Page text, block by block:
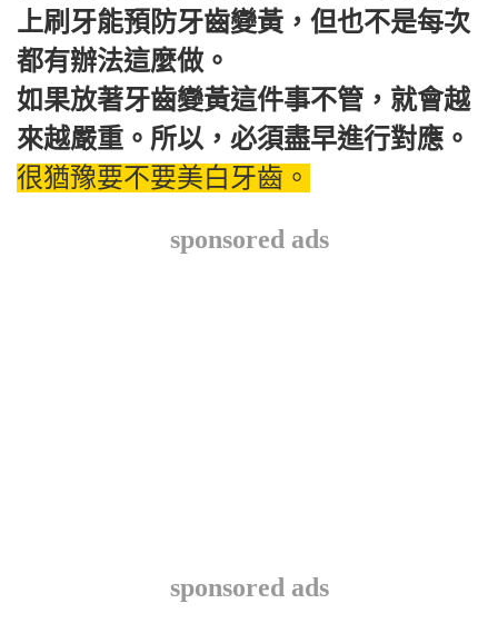
上刷牙能預防牙齒變黃，但也不是每次
都有辦法這麼做。
如果放著牙齒變黃這件事不管，就會越
來越嚴重。所以，必須盡早進行對應。
很猶豫要不要美白牙齒。
sponsored ads
sponsored ads